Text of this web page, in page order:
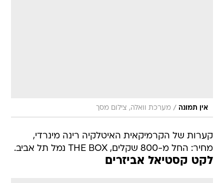
אין תמונה / מערכת וואלה, צילום מסך
קערות של הקרמיקאית האיטלקיה רינה מינרדי,
מחיר: החל מ-800 שקלים, THE BOX נמל תל אביב.
לקט קסטיאל אביזרים